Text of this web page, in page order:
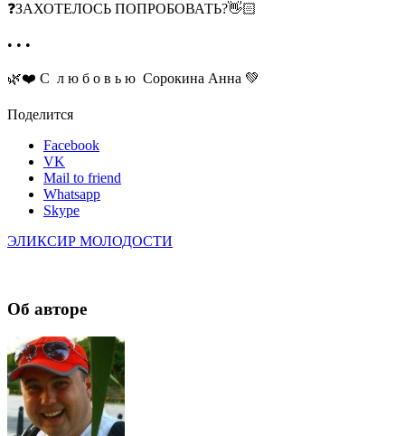
❓ЗАХОТЕЛОСЬ ПОПРОБОВАТЬ?👋🏻
• • •
🌿❤️ С л ю б о в ь ю Сорокина Анна 💚
Поделится
Facebook
VK
Mail to friend
Whatsapp
Skype
ЭЛИКСИР МОЛОДОСТИ
Об авторе